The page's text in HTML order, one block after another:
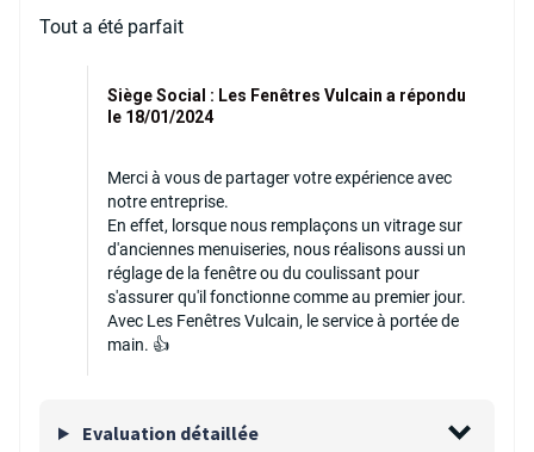
Tout a été parfait
Siège Social : Les Fenêtres Vulcain a répondu
le 18/01/2024
Merci à vous de partager votre expérience avec
notre entreprise.
En effet, lorsque nous remplaçons un vitrage sur
d'anciennes menuiseries, nous réalisons aussi un
réglage de la fenêtre ou du coulissant pour
s'assurer qu'il fonctionne comme au premier jour.
Avec Les Fenêtres Vulcain, le service à portée de
main. 👍
Evaluation détaillée